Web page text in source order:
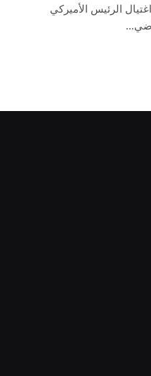
الرئيس الأميركي